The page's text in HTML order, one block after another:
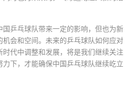
乒乓球队带来一定的影响，但也为新
会和空间。未来的乒乓球队如何应对
代中调整和发展，将是我们继续关注
下，才能确保中国乒乓球队继续屹立